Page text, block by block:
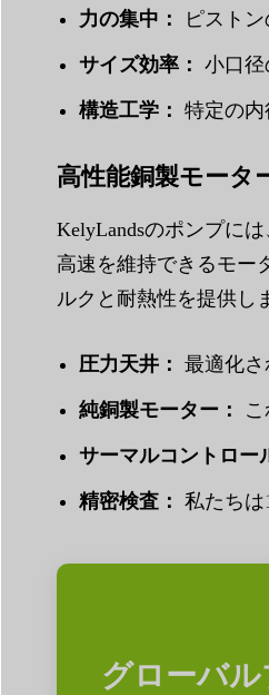
力の集中： ピスト
サイズ効率： 小口
構造工学： 特定の
高性能銅製モータ
KelyLandsのポンプに
高速を維持できるモー
ルクと耐熱性を提供し
圧力天井： 最適化さ
純銅製モーター：
サーマルコントロー
精密検査： 私たち
グローバ